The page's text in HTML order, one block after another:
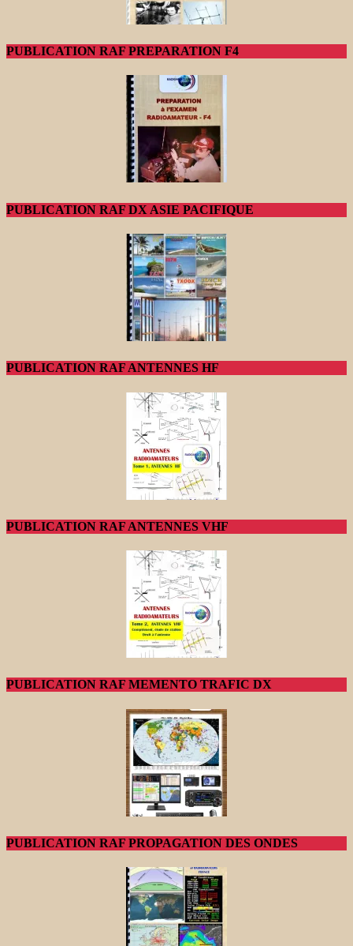
PUBLICATION RAF PREPARATION F4
PUBLICATION RAF DX ASIE PACIFIQUE
PUBLICATION RAF ANTENNES HF
PUBLICATION RAF ANTENNES VHF
PUBLICATION RAF MEMENTO TRAFIC DX
PUBLICATION RAF PROPAGATION DES ONDES